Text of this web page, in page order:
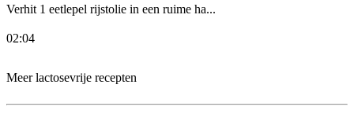
Verhit 1 eetlepel rijstolie in een ruime ha...
02:04
Meer lactosevrije recepten